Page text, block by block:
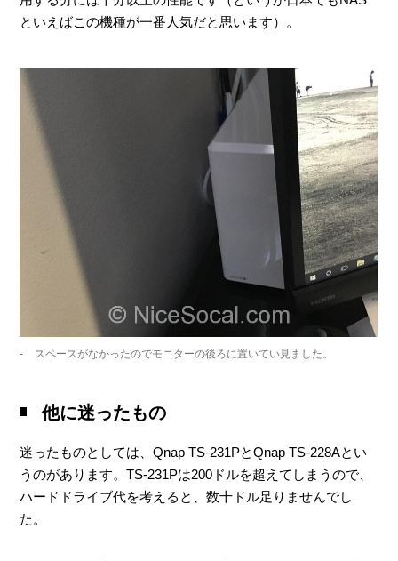
といえばこの機種が一番人気だと思います）。
スペースがなかったのでモニターの後ろに置いてい見ました。
他に迷ったもの
迷ったものとしては、Qnap TS-231PとQnap TS-228Aとい
うのがあります。TS-231Pは200ドルを超えてしまうので、
ハードドライブ代を考えると、数十ドル足りませんでし
た。